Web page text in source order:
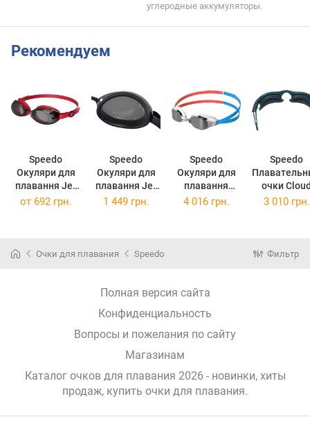
углеродные аккумуляторы.
Рекомендуем
Speedo
Окуляри для
плавання Jet
2.0 Gog AU 8-
Speedo
Окуляри для
плавання Jet
2.0 Classic
надійні,
Speedo
Окуляри для
плавання
Quick-Cut 2.0
[Вибір Пан
Speedo
очки Cloud
Feel 2.0
от 692 грн. 1 449 грн. 4 016 грн. 3 010 грн.
Очки для плавания Speedo Фильтр
Полная версия сайта
Конфиденциальность
Вопросы и пожелания по сайту
Магазинам
Каталог очков для плавания 2026 - новинки, хиты
продаж, купить очки для плавания.